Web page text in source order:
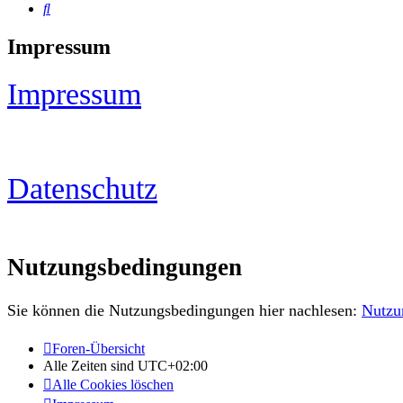
Suche
Impressum
Impressum
Datenschutz
Nutzungsbedingungen
Sie können die Nutzungsbedingungen hier nachlesen:
Foren-Übersicht
Alle Zeiten sind UTC+02:00
Alle Cookies löschen